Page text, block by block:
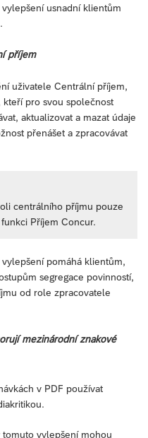
usnadní klientům
příjem
uživatele Centrální příjem,
pro svou společnost
aktualizovat a mazat údaje
přenášet a zpracovávat
centrálního příjmu pouze
Příjem Concur.
pomáhá klientům,
segregace povinností,
od role zpracovatele
mezinárodní znakové
v PDF používat
vylepšení mohou